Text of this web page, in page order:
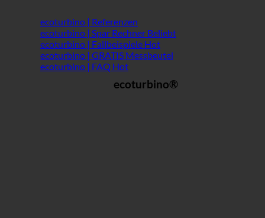
ecoturbino | Referenzen
ecoturbino | Spar Rechner
ecoturbino | Fallbeispiele
ecoturbino | GRATIS Messbeutel
ecoturbino | FAQ
ecoturbino®